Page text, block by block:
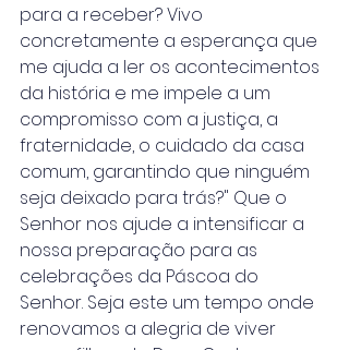
para a receber? Vivo
concretamente a esperança que
me ajuda a ler os acontecimentos
da história e me impele a um
compromisso com a justiça, a
fraternidade, o cuidado da casa
comum, garantindo que ninguém
seja deixado para trás?" Que o
Senhor nos ajude a intensificar a
nossa preparação para as
celebrações da Páscoa do
Senhor. Seja este um tempo onde
renovamos a alegria de viver